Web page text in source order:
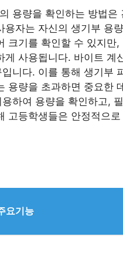
용량을 확인하는 방법
자는 자신의 생기부 용
크기를 확인할 수 있지만
사용됩니다. 바이트 계
니다. 이를 통해 생기부
용량을 초과하면 중요한
하여 용량을 확인하고,
고등학생들은 안정적으
요기능